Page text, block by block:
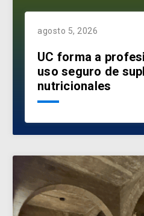
agosto 5, 2026
UC forma a
uso seguro de
nutricionales